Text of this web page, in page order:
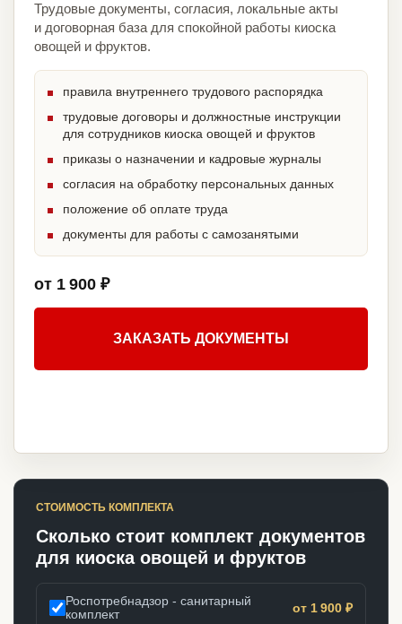
Трудовые документы, согласия, локальные акты
и договорная база для спокойной работы киоска
овощей и фруктов.
правила внутреннего трудового распорядка
трудовые договоры и должностные инструкции
для сотрудников киоска овощей и фруктов
приказы о назначении и кадровые журналы
согласия на обработку персональных данных
положение об оплате труда
документы для работы с самозанятыми
от 1 900 ₽
ЗАКАЗАТЬ ДОКУМЕНТЫ
СТОИМОСТЬ КОМПЛЕКТА
Сколько стоит комплект документов
для киоска овощей и фруктов
Роспотребнадзор - санитарный
комплект
от 1 900 ₽